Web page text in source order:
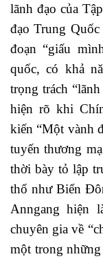
lãnh đạo của
đạo Trung
đoạn “giấu
quốc, có khả
trọng trách
hiện rõ khi
kiến “Một vành
tuyến thương
thời bày tỏ lập
thổ như Biển
Anngang hiện
chuyên gia về
một trong